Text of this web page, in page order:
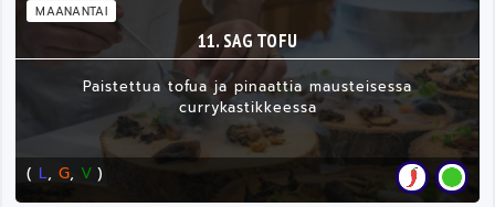
11. SAG TOFU
Paistettua tofua ja pinaattia mausteisessa
currykastikkeessa
( L, G, V )
MAANANTAI